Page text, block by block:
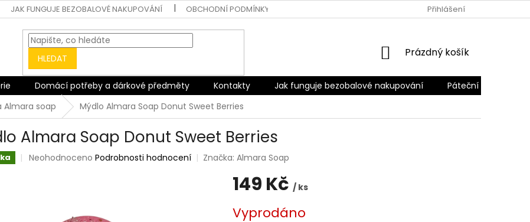
JAK FUNGUJE BEZOBALOVÉ NAKUPOVÁNÍ OBCHODNÍ PODMÍNKY PODMÍNKY OCHRANY OSOBNÍCH ÚDAJŮPřihlášení
HLEDAT
NÁKUPNÍ
Prázdný košík
Domácí potřeby a dárkové předměty Kontakty Jak funguje bezobalové nakupování
Páteční rozvoz
Almara soap Mýdlo Almara Soap Donut Sweet Berries
Almara Soap Donut Sweet Berries
Průměrné
Neohodnoceno Podrobnosti hodnocení Značka: Almara Soap
149 Kč / ks
cena:
Vyprodáno